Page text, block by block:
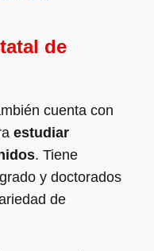
de
cuenta con
estudiar
. Tiene
y doctorados
de